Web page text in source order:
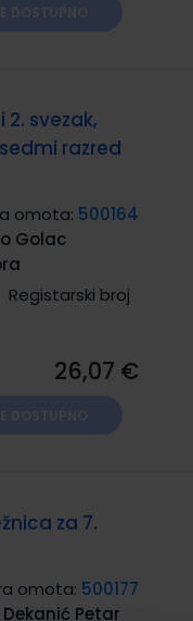
2. svezak,
razred
omota: 500164
Golac
Registarski broj
26,07 €
za 7.
omota: 500177
Petar